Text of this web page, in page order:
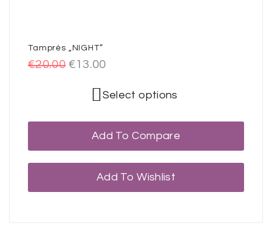
Tamprės „NIGHT”
€20.00 €13.00
Select options
Add To Compare
Add To Wishlist